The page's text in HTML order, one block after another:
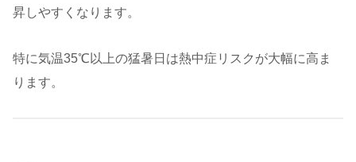
昇しやすくなります。
特に気温35℃以上の猛暑日は熱中症リスクが大幅に高ま
ります。